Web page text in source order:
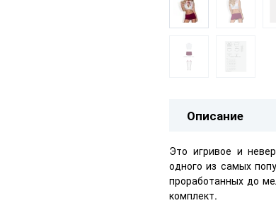
Описание
Это игривое и
одного из самых
проработанных до
комплект.